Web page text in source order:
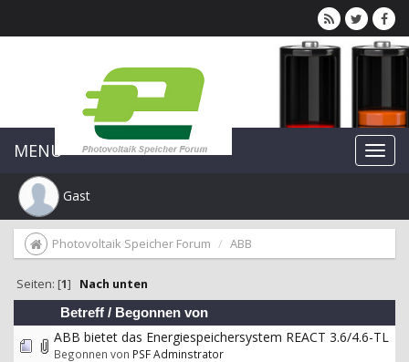
MENU
Gast
Photovoltaik Speicher Forum ABB
Seiten: [1] Nach unten
Betreff / Begonnen von
ABB bietet das Energiespeichersystem REACT 3.6/4.6-TL
Begonnen von PSF Adminstrator